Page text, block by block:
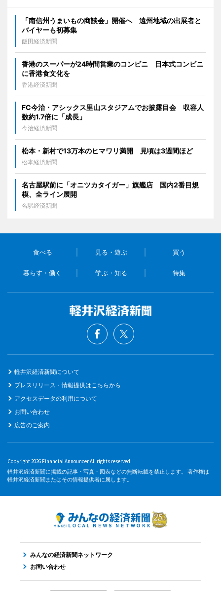
「南信州うまいもの商談会」開催へ 遠州地域の出展者と
バイヤーも初募集
飯田経済新聞
香港のスーパーが24時間営業のコンビニ 日本式コンビニ
に香港食文化を
香港経済新聞
FC今治・アシックス里山スタジアムでお披露目会 収容人
数約1.7倍に「成長」
今治経済新聞
松本・新村で13万本のヒマワリ満開 見頃は3週間ほど
松本経済新聞
名古屋駅前に「オニツカタイガー」旗艦店 国内2番目規
模、全ライン展開
名駅経済新聞
食べる 見る・遊ぶ 買う
暮らす・働く 学ぶ・知る 特集
軽井沢経済新聞について
プレスリリース・情報提供はこちらから
アクセスデータの利用について
お問い合わせ
広告のご案内
Copyright 2026 Financial Announcer All rights reserved.
軽井沢経済新聞に掲載の記事・写真・図表などの無断転載を禁止します。 著作権は
軽井沢経済新聞またはその情報提供者に属します。
みんなの経済新聞ネットワーク
お問い合わせ